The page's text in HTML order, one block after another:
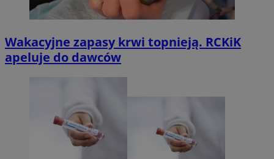
Wakacyjne zapasy krwi topnieją. RCKiK
apeluje do dawców